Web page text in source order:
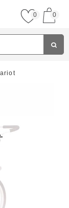
0 0